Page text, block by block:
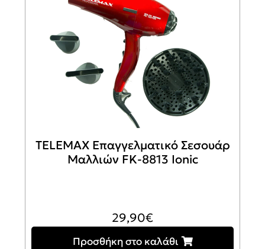
TELEMAX Επαγγελματικό Σεσουάρ
Μαλλιών FK-8813 Ionic
29,90€
Προσθήκη στο καλάθι